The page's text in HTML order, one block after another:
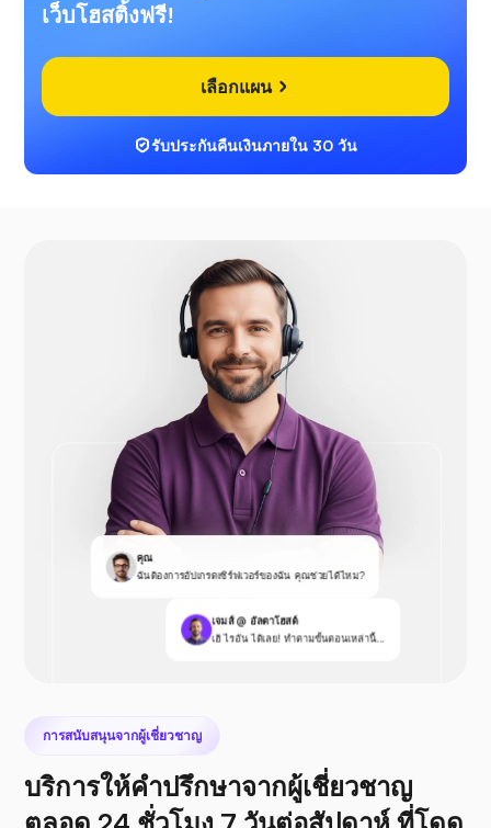
เว็บโฮสติ้งฟรี!
เลือกแผน
รับประกันคืนเงินภายใน 30 วัน
คุณ
ฉันต้องการอัปเกรดเซิร์ฟเวอร์ของฉัน คุณช่วยได้ไหม?
เจมส์ @ อัลตาโฮสต์
เฮ้ ไรอัน ได้เลย! ทำตามขั้นตอนเหล่านี้...
การสนับสนุนจากผู้เชี่ยวชาญ
บริการให้คำปรึกษาจากผู้เชี่ยวชาญ